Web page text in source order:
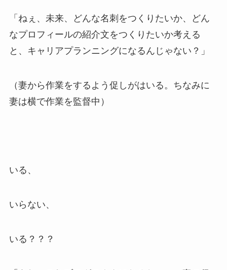
「ねぇ、未来、どんな名刺をつくりたいか、どん
なプロフィールの紹介文をつくりたいか考える
と、キャリアプランニングになるんじゃない？」
（妻から作業をするよう促しがはいる。ちなみに
妻は横で作業を監督中）
いる、
いらない、
いる？？？